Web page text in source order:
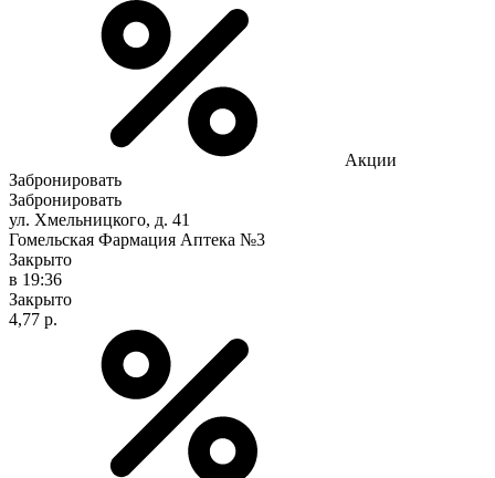
Акции
Забронировать
Забронировать
ул. Хмельницкого, д. 41
Гомельская Фармация Аптека №3
Закрыто
в 19:36
Закрыто
4,77 р.